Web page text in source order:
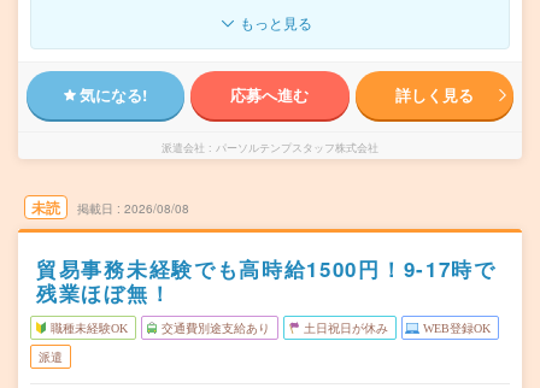
もっと見る
気になる! 応募へ進む 詳しく見る
派遣会社 パーソルテンプスタッフ株式会社
未読 掲載日 2026/08/08
貿易事務未経験でも高時給1500円！9-17時で
残業ほぼ無！
職種未経験OK 交通費別途支給あり 土日祝日が休み WEB登録OK
派遣